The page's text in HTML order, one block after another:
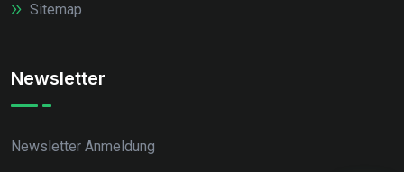
Sitemap
Newsletter
Newsletter Anmeldung